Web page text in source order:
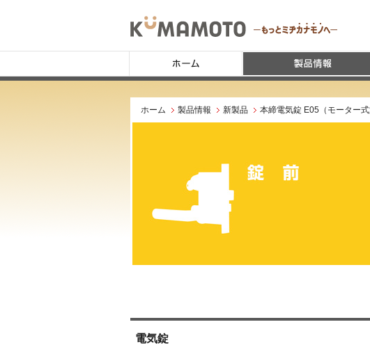
ホーム 製品情報 新製品 本締電気錠 E05（モーター式
電気錠